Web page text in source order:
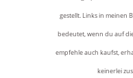
gestellt. Links in meinen
bedeutet, wenn du auf
empfehle auch kaufst,
keinerlei